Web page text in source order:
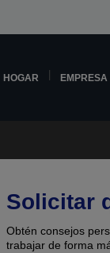
HOGAR EMPRESA
Solicitar
Obtén consejos
trabajar de forma